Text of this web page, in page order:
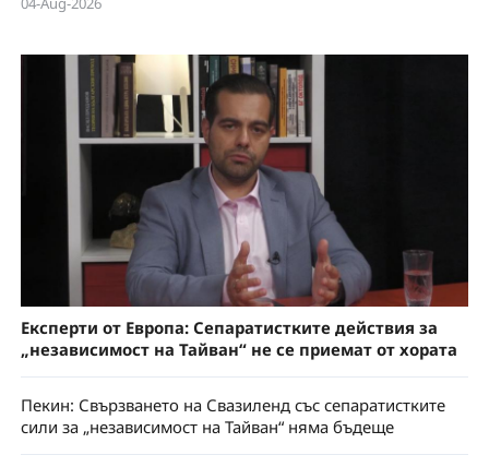
Експерти от Европа: Сепаратистките действия за
„независимост на Тайван“ не се приемат от хората
Пекин: Свързването на Свазиленд със сепаратистките
сили за „независимост на Тайван“ няма бъдеще